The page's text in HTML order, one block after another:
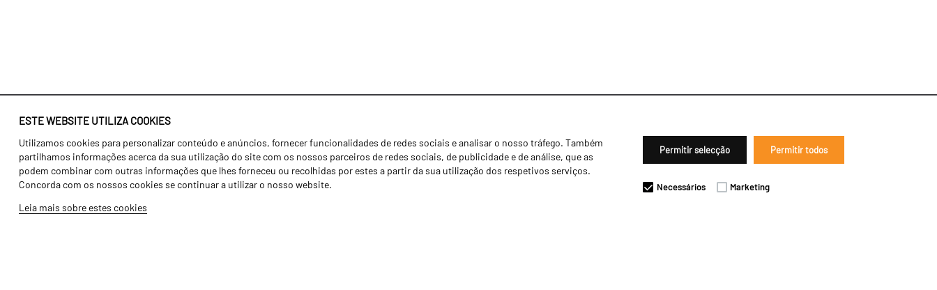
ESTE WEBSITE UTILIZA COOKIES
Utilizamos cookies para personalizar conteúdo e anúncios, fornecer funcionalidades de redes sociais e analisar o nosso tráfego. Também
partilhamos informações acerca da sua utilização do site com os nossos parceiros de redes sociais, de publicidade e de análise, que as
podem combinar com outras informações que lhes forneceu ou recolhidas por estes a partir da sua utilização dos respetivos serviços.
Concorda com os nossos cookies se continuar a utilizar o nosso website.
Leia mais sobre estes cookies
Permitir selecção Permitir todos
Necessários Marketing
Identidade
História
Fábrica / Produção
Recursos Humanos
Agricultura
Transportes
Gama Floresta
Notícias
Concessionários